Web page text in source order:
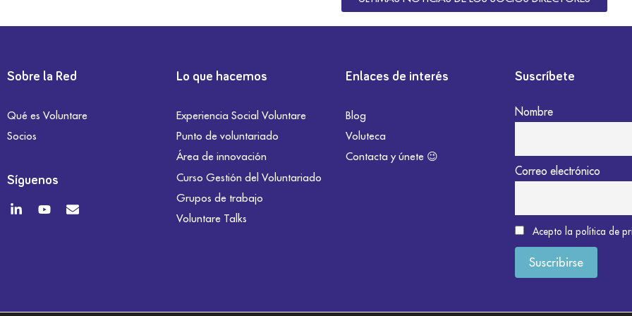
Sobre la Red
Qué es Voluntare
Socios
Síguenos
Lo que hacemos
Experiencia Social Voluntare
Punto de voluntariado
Área de innovación
Curso Gestión del Voluntariado
Grupos de trabajo
Voluntare Talks
Enlaces de interés
Blog
Voluteca
Contacta y únete 😉
Suscríbete
Nombre
Correo electrónico
Acepto la política de